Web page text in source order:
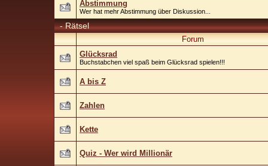
Abstimmung
Wer hat mehr Abstimmung über Diskussion...
- Rätsel
Forum
Glücksrad
Buchstabchen viel spaß beim Glücksrad spielen!!!
A bis Z
Zahlen
Kette
Quiz - Wer wird Millionär